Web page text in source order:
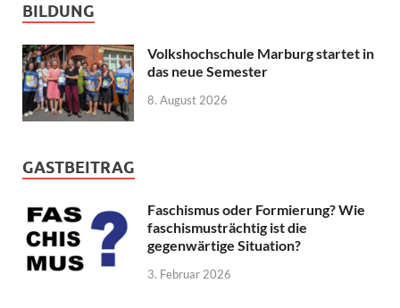
BILDUNG
Volkshochschule Marburg startet in
das neue Semester
8. August 2026
GASTBEITRAG
Faschismus oder Formierung? Wie
faschismusträchtig ist die
gegenwärtige Situation?
3. Februar 2026